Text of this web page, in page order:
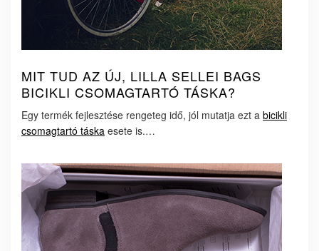
MIT TUD AZ ÚJ, LILLA SELLEI BAGS
BICIKLI CSOMAGTARTÓ TÁSKA?
Egy termék fejlesztése rengeteg idő, jól mutatja ezt a bicikli
csomagtartó táska esete is.…